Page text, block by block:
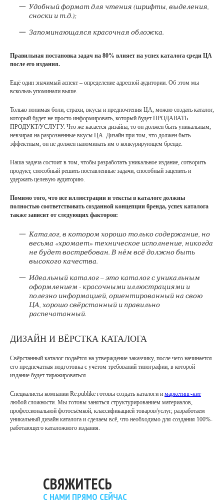
Удобный формат для чтения (шрифты, выделения,
сноски и т.д.);
Запоминающаяся красочная обложка.
Правильная постановка задач на 80% влияет на успех каталога среди ЦА
после его издания.
Ещё один значимый аспект – определение адресной аудитории. Об этом мы
вскользь упоминали выше.
Только понимая боли, страхи, вкусы и предпочтения ЦА, можно создать каталог,
который будет не просто информировать, который будет ПРОДАВАТЬ
ПРОДУКТ/УСЛУГУ. Что же касается дизайна, то он должен быть уникальным,
невзирая на разрозненные вкусы ЦА. Дизайн при том, что должен быть
эффектным, он не должен напоминать им о конкурирующем бренде.
Наша задача состоит в том, чтобы разработать уникальное издание, сотворить
продукт, способный решить поставленные задачи, способный зацепить и
удержать целевую аудиторию.
Помимо того, что все иллюстрации и тексты в каталоге должны
полностью соответствовать созданной концепции бренда, успех каталога
также зависит от следующих факторов:
Каталог, в котором хорошо только содержание, но
весьма «хромает» техническое исполнение, никогда
не будет востребован. В нём всё должно быть
высокого качества.
Идеальный каталог – это каталог с уникальным
оформлением - красочными иллюстрациями и
полезно информацией, ориентированный на свою
ЦА, хорошо свёрстанный и правильно
распечатанный.
ДИЗАЙН И ВЁРСТКА КАТАЛОГА
Свёрстанный каталог подаётся на утверждение заказчику, после чего начинается
его предпечатная подготовка с учётом требований типографии, в которой
издание будет тиражироваться.
Специалисты компании Re:publike готовы создать каталоги и маркетинг-кит
любой сложности. Мы готовы заняться структурированием материалов,
профессиональной фотосъёмкой, классификацией товаров/услуг, разработаем
уникальный дизайн каталога и сделаем всё, что необходимо для создания 100%-
работающего каталожного издания.
СВЯЖИТЕСЬ
С НАМИ ПРЯМО СЕЙЧАС